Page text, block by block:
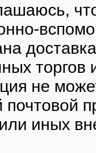
торгов
не
почтовой
иных